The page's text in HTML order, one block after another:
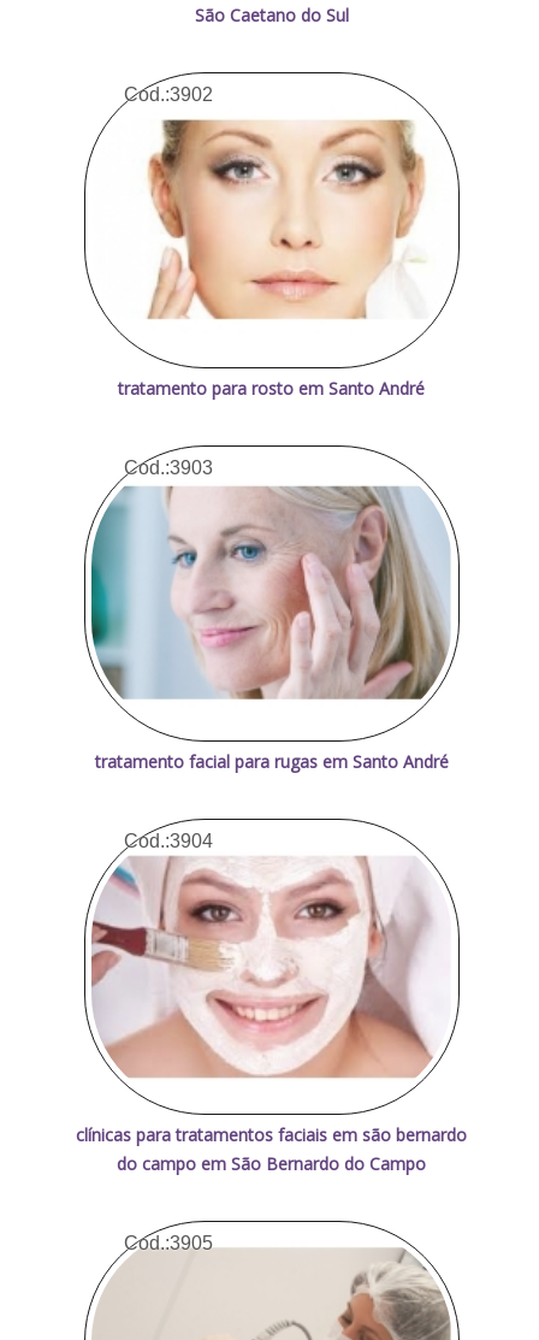
São Caetano do Sul
Cod.:3902
tratamento para rosto em Santo André
Cod.:3903
tratamento facial para rugas em Santo André
Cod.:3904
clínicas para tratamentos faciais em são bernardo
do campo em São Bernardo do Campo
Cod.:3905